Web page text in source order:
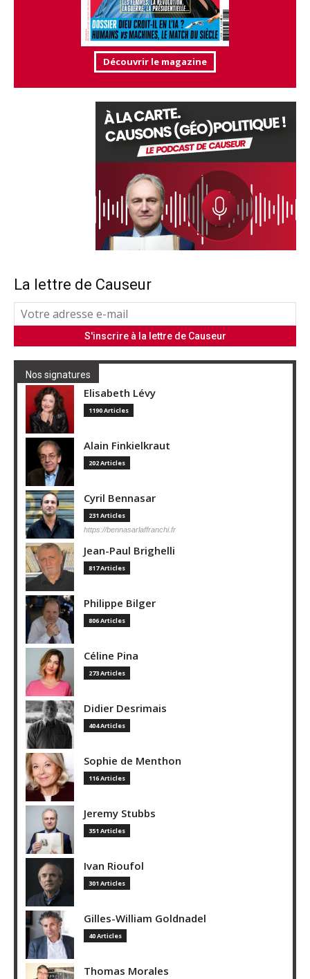
Découvrir le magazine
La lettre de Causeur
Nos signatures
Elisabeth Lévy
1190 Articles
Alain Finkielkraut
202 Articles
Cyril Bennasar
231 Articles
https://bennasarlaffranchi.fr
Jean-Paul Brighelli
817 Articles
Philippe Bilger
806 Articles
Céline Pina
273 Articles
Didier Desrimais
404 Articles
Sophie de Menthon
116 Articles
Jeremy Stubbs
351 Articles
Ivan Rioufol
301 Articles
Gilles-William Goldnadel
40 Articles
Thomas Morales